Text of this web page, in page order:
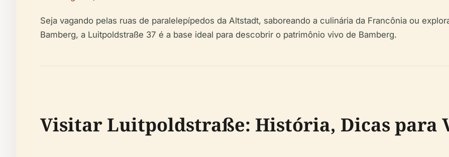
Seja vagando pelas ruas de paralelepípedos da Altstadt, saboreando a culinária da Francônia ou
Bamberg, a Luitpoldstraße 37 é a base ideal para descobrir o patrimônio vivo de Bamberg.
Visitar Luitpoldstraße: História, Dicas para